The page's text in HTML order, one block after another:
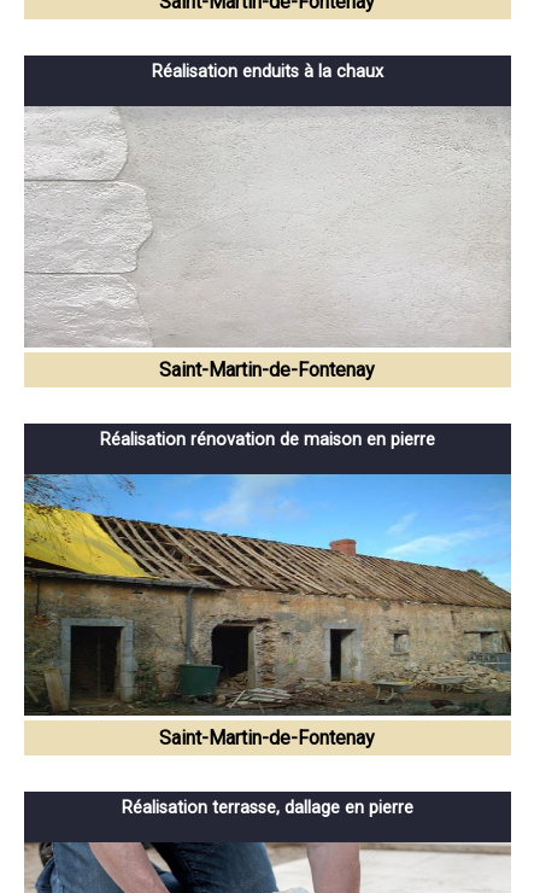
Réalisation enduits à la chaux
Saint-Martin-de-Fontenay
Réalisation rénovation de maison en pierre
Saint-Martin-de-Fontenay
Réalisation terrasse, dallage en pierre